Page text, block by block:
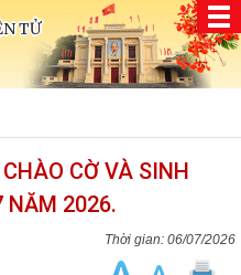
TỬ
CỜ VÀ SINH
NĂM 2026.
06/07/2026